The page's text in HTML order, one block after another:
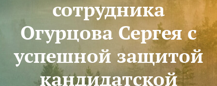
сотрудника
Огурцова Сергея с
успешной защитой
кандидатской